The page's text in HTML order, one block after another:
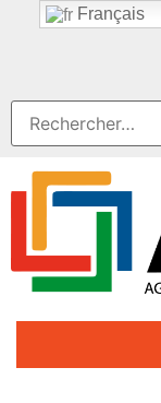
Français